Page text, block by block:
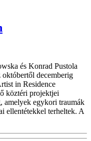
és Konrad Pustola
decemberig
in Residence
köztéri projektjei
amelyek egykori traumák
ellentétekkel terheltek. A